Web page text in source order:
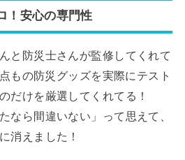
！安心の専門性
と防災士さんが監修してくれて
もの防災グッズを実際にテスト
だけを厳選してくれてる！
なら間違いない」って思えて、
消えました！